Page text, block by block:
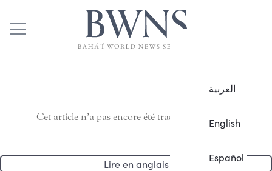
العربية
English
Español
Cet article n’a pas encore été traduit en français.
Lire en anglais